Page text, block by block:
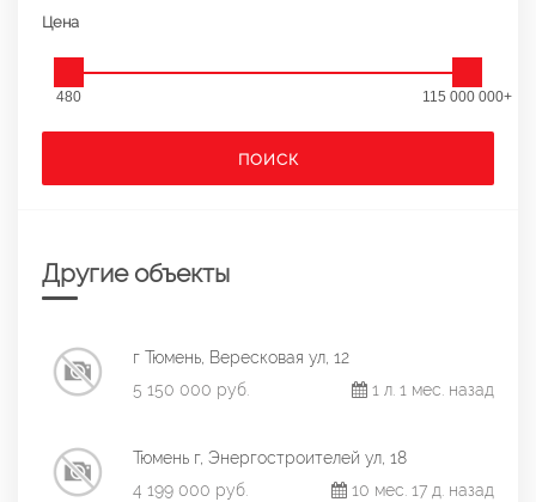
Цена
480 115 000 000+
ПОИСК
Другие объекты
г Тюмень, Вересковая ул, 12
5 150 000 руб.
1 л. 1 мес. назад
Тюмень г, Энергостроителей ул, 18
4 199 000 руб.
10 мес. 17 д. назад